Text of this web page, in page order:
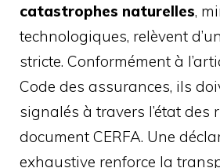
catastrophes naturelles,
technologiques, relèvent
stricte. Conformément à
Code des assurances, ils
signalés à travers l’état des
document CERFA. Une
exhaustive renforce la